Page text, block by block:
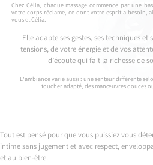
Chez Célia, chaque massage commence par une
votre corps réclame, ce dont votre esprit a besoin,
vous et Célia.
Elle adapte ses gestes, ses techniques
tensions, de votre énergie et de vos
d’écoute qui fait la richesse de
L’ambiance varie aussi : une senteur différente
toucher adapté, des manœuvres douces
Tout est pensé pour que vous puissiez vous
intime sans jugement et avec respect,
et au bien-être.